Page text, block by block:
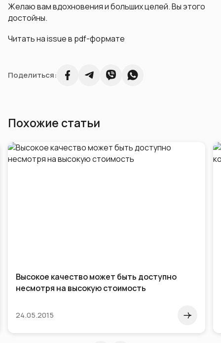
Желаю вам вдохновения и больших целей. Вы этого
достойны.
Читать на issue в pdf-формате
Поделиться:
Похожие статьи
Высокое качество может быть доступно
несмотря на высокую стоимость
24.05.2015